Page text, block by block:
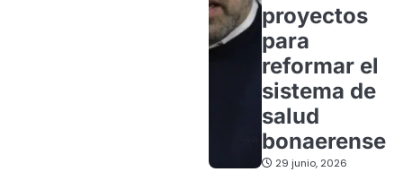
proyectos
para
reformar el
sistema de
salud
bonaerense
29 junio, 2026